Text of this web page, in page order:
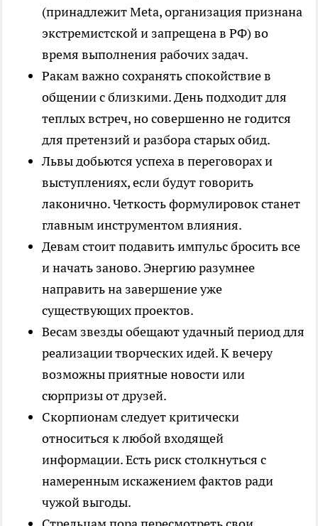
(принадлежит Meta, организация признана
экстремистской и запрещена в РФ) во
время выполнения рабочих задач.
Ракам важно сохранять спокойствие в
общении с близкими. День подходит для
теплых встреч, но совершенно не годится
для претензий и разбора старых обид.
Львы добьются успеха в переговорах и
выступлениях, если будут говорить
лаконично. Четкость формулировок станет
главным инструментом влияния.
Девам стоит подавить импульс бросить все
и начать заново. Энергию разумнее
направить на завершение уже
существующих проектов.
Весам звезды обещают удачный период для
реализации творческих идей. К вечеру
возможны приятные новости или
сюрпризы от друзей.
Скорпионам следует критически
относиться к любой входящей
информации. Есть риск столкнуться с
намеренным искажением фактов ради
чужой выгоды.